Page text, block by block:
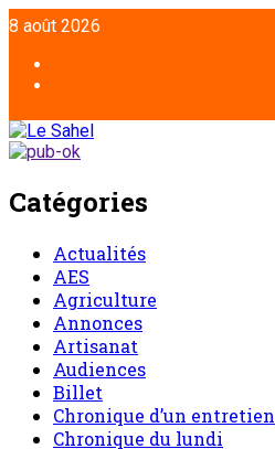
8 août 2026
Catégories
Actualités
AES
Agriculture
Annonces
Artisanat
Audiences
Billet
Chronique d’un entretien
Chronique du lundi